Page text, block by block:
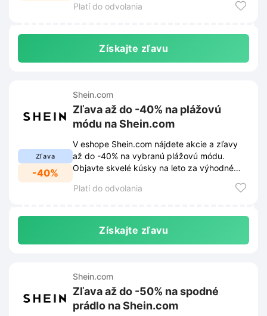
Platí do odvolania
Získajte zľavu
Zľava
-40%
Shein.com
Zľava až do -40% na plážovú
módu na Shein.com
V eshope Shein.com nájdete akcie a zľavy
až do -40% na vybranú plážovú módu.
Objavte skvelé kúsky na leto za výhodné
Platí do odvolania
Získajte zľavu
Shein.com
Zľava až do -50% na spodné
prádlo na Shein.com